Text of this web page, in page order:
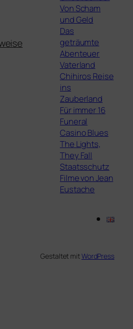
Von Scham
und Geld
Das
geträumte
Abenteuer
Vaterland
Chihiros Reise
ins
Zauberland
Für immer 16
Funeral
Casino Blues
The Lights,
They Fall
Staatsschutz
Filme von Jean
Eustache
Gestaltet mitWordPress